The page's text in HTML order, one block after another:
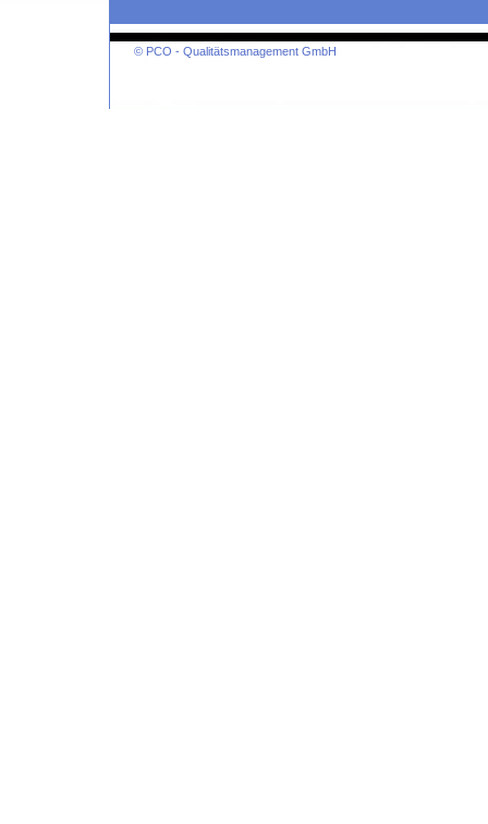
© PCO - Qualitätsmanagement GmbH